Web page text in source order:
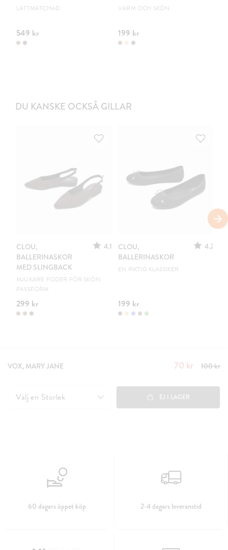
LÄTTMATCHAD
549 kr
VARM OCH SKÖN
199 kr
DU KANSKE OCKSÅ GILLAR
CLOU,
BALLERINASKOR
MED SLINGBACK
4.1
MJUKARE FODER FÖR SKÖN
PASSFORM
299 kr
CLOU,
BALLERINASKOR
4.2
EN RIKTIG KLASSIKER
199 kr
VOX, MARY JANE
Nuvarande
krTidigare pris :
100 kr
70 kr 100 kr
Välj en Storlek EJ I LAGER
60 dagars öppet köp 2-4 dagars leveranstid